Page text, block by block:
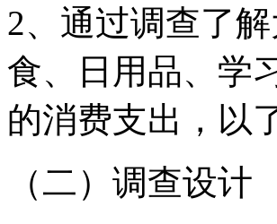
2、通过调查了
食、日用品、学
的消费支出，以
（二）调查设计